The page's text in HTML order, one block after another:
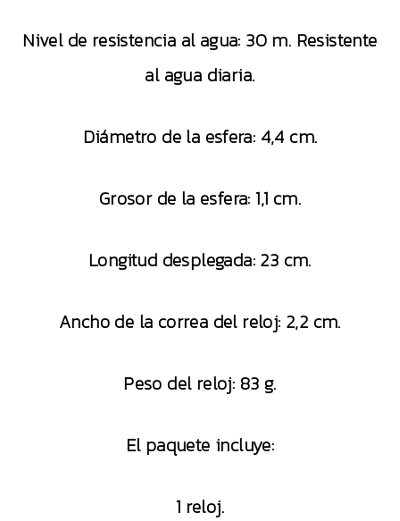
Nivel de resistencia al agua: 30 m. Resistente
al agua diaria.
Diámetro de la esfera: 4,4 cm.
Grosor de la esfera: 1,1 cm.
Longitud desplegada: 23 cm.
Ancho de la correa del reloj: 2,2 cm.
Peso del reloj: 83 g.
El paquete incluye:
1 reloj.